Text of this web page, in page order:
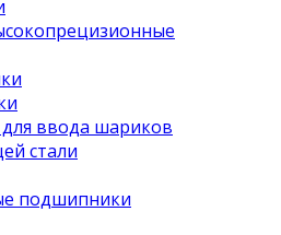
ввода шариков
стали
подшипники